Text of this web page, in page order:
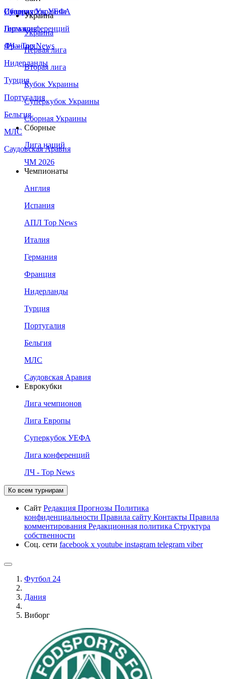
Сборная Украины
Италия
Германия
Франция
Нидерланды
Турция
Португалия
Бельгия
МЛС
Саудовская Аравия
Суперкубок УЕФА
Лига конференций
ЛЧ - Top News
Украина
Украина
Первая лига
Вторая лига
Кубок Украины
Суперкубок Украины
Сборная Украины
Сборные
Лига наций
ЧМ 2026
Чемпионаты
Англия
Испания
АПЛ Top News
Италия
Германия
Франция
Нидерланды
Турция
Португалия
Бельгия
МЛС
Саудовская Аравия
Еврокубки
Лига чемпионов
Лига Европы
Суперкубок УЕФА
Лига конференций
ЛЧ - Top News
Ко всем турнирам
Сайт Редакция Прогнозы Политика
конфиденциальности Правила сайту Контакты Правила
комментирования Редакционная политика Структура
собственности
Соц. сети facebook x youtube instagram telegram viber
Футбол 24
Дания
Виборг